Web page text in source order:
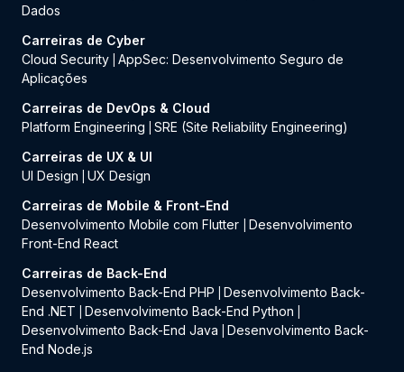
Dados
Carreiras de Cyber
Cloud Security AppSec: Desenvolvimento Seguro de
Aplicações
Carreiras de DevOps & Cloud
Platform Engineering
SRE (Site Reliability Engineering)
Carreiras de UX & UI
UI Design
UX Design
Carreiras de Mobile & Front-End
Desenvolvimento Mobile com Flutter
Desenvolvimento
Front-End React
Carreiras de Back-End
Desenvolvimento Back-End PHP
Desenvolvimento Back-
End .NET
Desenvolvimento Back-End Python
Desenvolvimento Back-End Java
Desenvolvimento Back-
End Node.js